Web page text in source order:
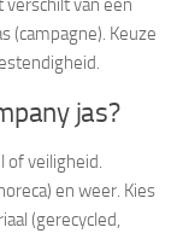
van een
(campagne). Keuze
jas?
of veiligheid.
en weer. Kies
(gerecycled,